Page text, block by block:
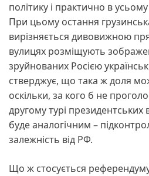
політику і практично в усьому
При цьому остання
вирізняється дивовижною
вулицях розміщують
зруйнованих Росією
стверджує, що така ж доля
оскільки, за кого б не
другому турі президентських
буде аналогічним –
залежність від РФ.
Що ж стосується